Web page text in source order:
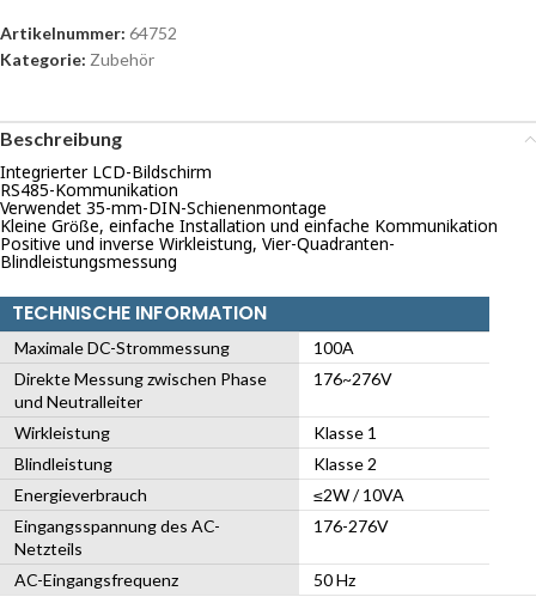
Artikelnummer: 64752
Kategorie: Zubehör
Beschreibung
Integrierter LCD-Bildschirm
RS485-Kommunikation
Verwendet 35-mm-DIN-Schienenmontage
Kleine Größe, einfache Installation und einfache Kommunikation
Positive und inverse Wirkleistung, Vier-Quadranten-
Blindleistungsmessung
TECHNISCHE INFORMATION
Maximale DC-Strommessung
100A
Direkte Messung zwischen Phase
und Neutralleiter
176~276V
Wirkleistung
Klasse 1
Blindleistung
Klasse 2
Energieverbrauch
≤2W / 10VA
Eingangsspannung des AC-
Netzteils
176-276V
AC-Eingangsfrequenz 50 Hz